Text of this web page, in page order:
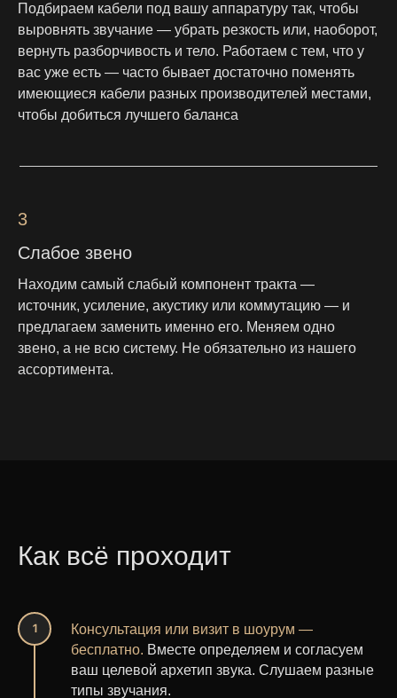
Подбираем кабели под вашу аппаратуру так, чтобы
выровнять звучание — убрать резкость или, наоборот,
вернуть разборчивость и тело. Работаем с тем, что у
вас уже есть — часто бывает достаточно поменять
имеющиеся кабели разных производителей местами,
чтобы добиться лучшего баланса
3
Слабое звено
Находим самый слабый компонент тракта —
источник, усиление, акустику или коммутацию — и
предлагаем заменить именно его. Меняем одно
звено, а не всю систему. Не обязательно из нашего
ассортимента.
Как всё проходит
Консультация или визит в шоурум —
бесплатно. Вместе определяем и согласуем
ваш целевой архетип звука. Слушаем разные
типы звучания.